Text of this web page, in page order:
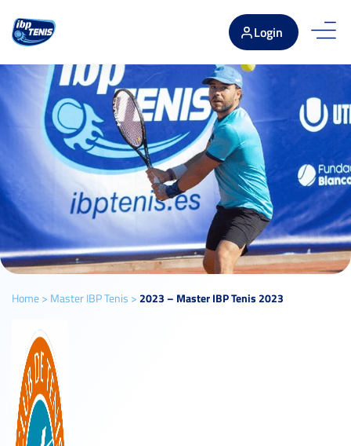
Login
Home> Master IBP Tenis >2023 – Master IBP Tenis 2023